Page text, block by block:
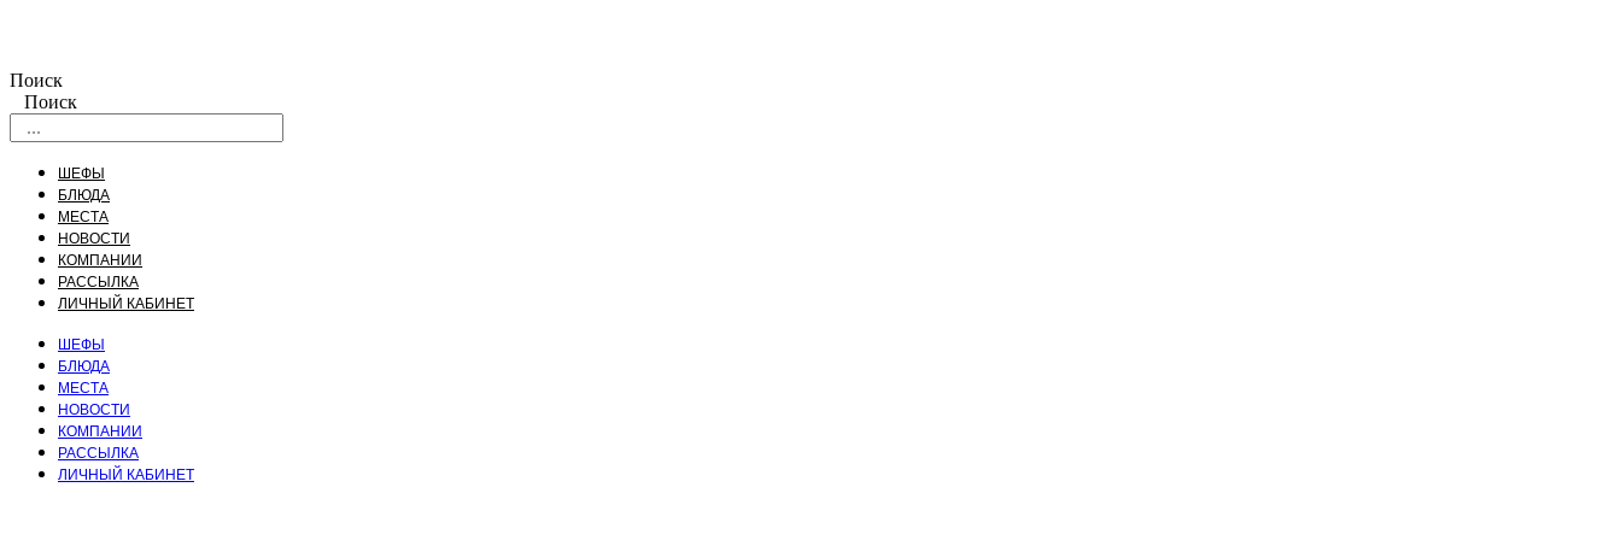
Поиск
Поиск
ШЕФЫ
БЛЮДА
МЕСТА
НОВОСТИ
КОМПАНИИ
РАССЫЛКА
ЛИЧНЫЙ КАБИНЕТ
ШЕФЫ
БЛЮДА
МЕСТА
НОВОСТИ
КОМПАНИИ
РАССЫЛКА
ЛИЧНЫЙ КАБИНЕТ